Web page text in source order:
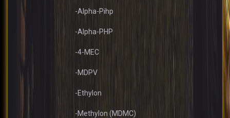
-Alpha-Pihp
-Alpha-PHP
-4-MEC
-MDPV
-Ethylon
-Methylon (MDMC)